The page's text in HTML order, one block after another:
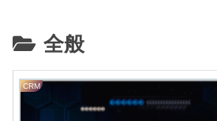
全般
CRM